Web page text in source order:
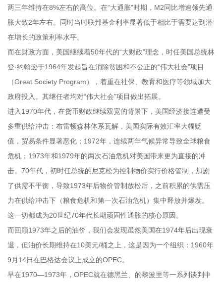
两三年维持在8%左右的高位。在“大通胀”时期，M2同比增速领先通
胀大致2年左右。同时当时联邦基金利率显著低于相比于需要达到潜
在增长的政策利率水平。
而在财政方面，美国继续着50年代的“大财政”理念，时任美国总统林
登·约翰逊于1964年发起旨在消除贫困和不公正的“伟大社会”项目
（Great Society Program），着重在社保、教育和医疗等领域加大
政府投入。其继任者均对“伟大社会”项目做出拓展。
进入1970年代，在货币财政继续双宽的背景下，美国经济接连遭受
多重供给冲击：布雷顿森林体系瓦解，美国实际有效汇率大幅贬
值，贸易条件显著恶化；1972年，连续两年气候异常导致全球粮食
危机；1973年和1979年的两次石油危机对美国带来更为直接的冲
击。70年代，初时任总统的尼克松为控制物价实行价格管制，加剧
了供需不平衡，导致1973年后物价管制放松后，之前积累的供需压
力在供给冲击下（粮食危机和第一次石油危机）集中释放并爆发。
这一切都成为20世纪70年代长期顽固性通胀的核心原因。
而回顾1973年之后的油价，我们会发现虽然美国在1974年后出现衰
退，但油价长期维持在10美元/桶之上，这是因为一个组织：1960年
9月14日在巴格达会议上成立的OPEC。
早在1970—1973年，OPEC就在德黑兰、的黎波里等一系列谈判中